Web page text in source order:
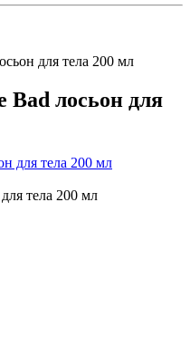
для тела 200 мл
лосьон для
тела 200 мл